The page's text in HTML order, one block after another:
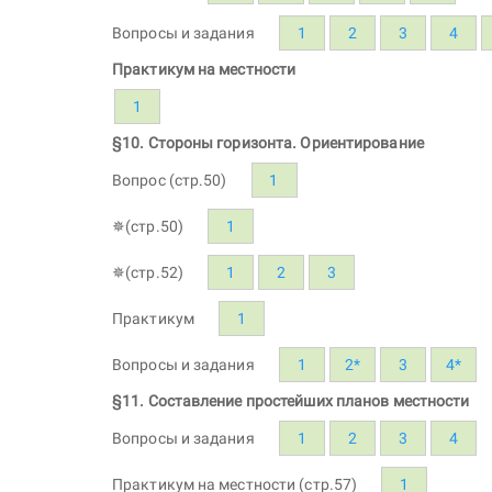
Вопросы и задания 1 2 3 4
Практикум на местности
1
§10. Стороны горизонта. Ориентирование
Вопрос (стр.50) 1
✵(стр.50) 1
✵(стр.52) 1 2 3
Практикум 1
Вопросы и задания 1 2* 3 4*
§11. Составление простейших планов местности
Вопросы и задания 1 2 3 4
Практикум на местности (стр.57) 1